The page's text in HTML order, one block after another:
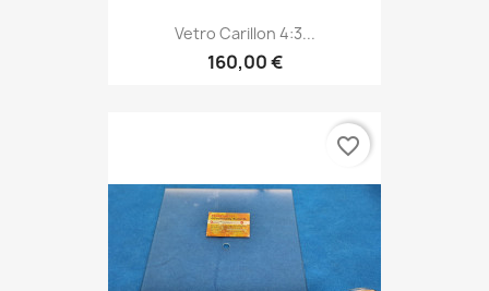
Vetro Carillon 4:3...
160,00 €
favorite_border